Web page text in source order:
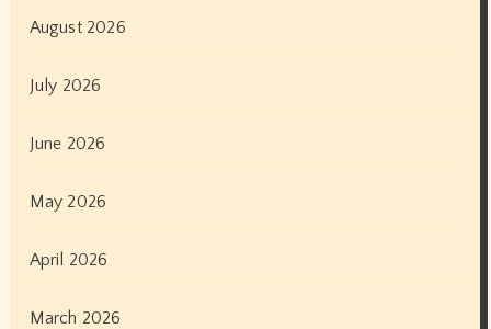
August 2026
July 2026
June 2026
May 2026
April 2026
March 2026